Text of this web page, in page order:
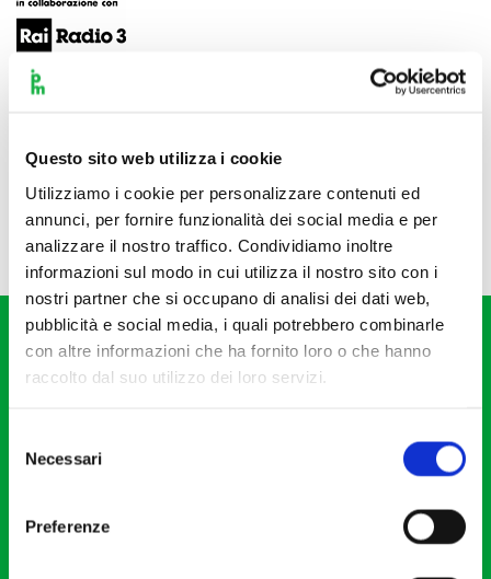
Questo sito web utilizza i cookie
Utilizziamo i cookie per personalizzare contenuti ed
annunci, per fornire funzionalità dei social media e per
analizzare il nostro traffico. Condividiamo inoltre
informazioni sul modo in cui utilizza il nostro sito con i
nostri partner che si occupano di analisi dei dati web,
pubblicità e social media, i quali potrebbero combinarle
con altre informazioni che ha fornito loro o che hanno
raccolto dal suo utilizzo dei loro servizi.
delNecessari
Preferenze
Fondazione I Pomeriggi Musicali
Partita Iva 04410060158